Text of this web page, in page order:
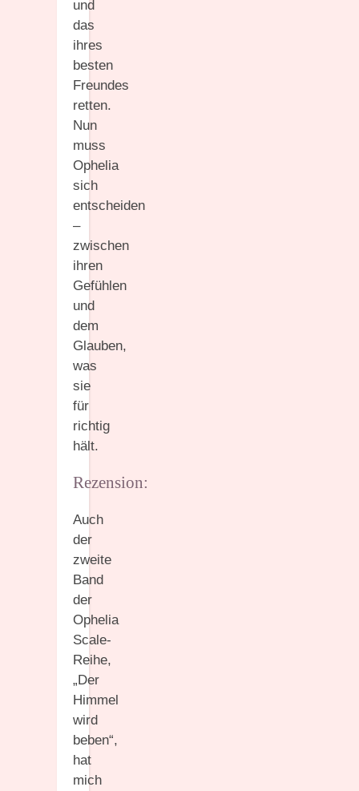
und
das
ihres
besten
Freundes
retten.
Nun
muss
Ophelia
sich
entscheiden
–
zwischen
ihren
Gefühlen
und
dem
Glauben,
was
sie
für
richtig
hält.
Rezension:
Auch
der
zweite
Band
der
Ophelia
Scale-
Reihe,
„Der
Himmel
wird
beben“,
hat
mich